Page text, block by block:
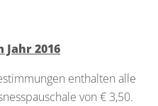
Jahr 2016
enthalten alle
von € 3,50.